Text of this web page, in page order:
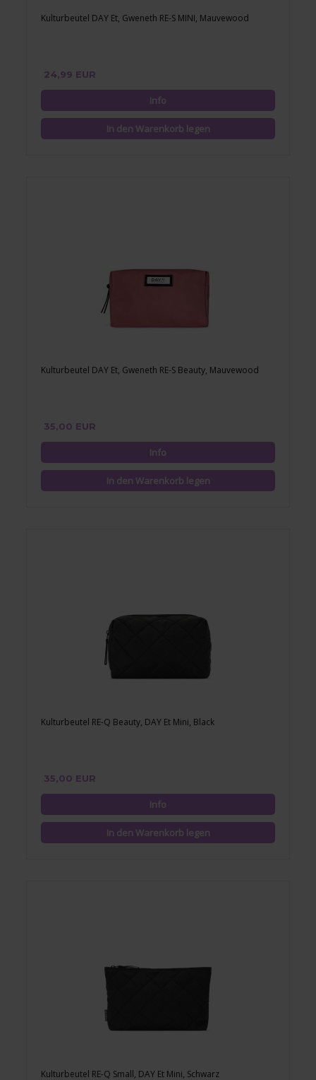
Kulturbeutel DAY Et, Gweneth RE-S MINI, Mauvewood
24,99 EUR
Kulturbeutel DAY Et, Gweneth RE-S Beauty, Mauvewood
35,00 EUR
Kulturbeutel RE-Q Beauty, DAY Et Mini, Black
35,00 EUR
Kulturbeutel RE-Q Small, DAY Et Mini, Schwarz